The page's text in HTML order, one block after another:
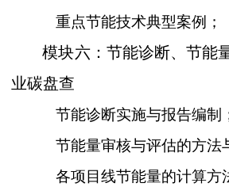
重点节能技术典型案例；
模块六：节能诊断、节能
业碳盘查
节能诊断实施与报告编制
节能量审核与评估的方法
各项目线节能量的计算方